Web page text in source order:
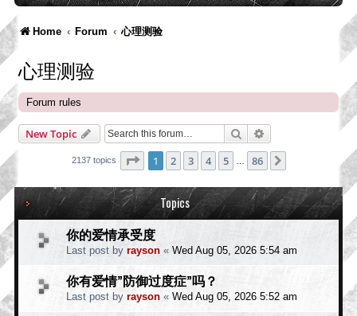
Home Forum 心理测验
心理测验
Forum rules
New Topic Search Advanced search
2137 topics Page 1of 86
1 2 3 4 5 86
Topics
你的爱情承受度
Last post by rayson « Wed Aug 05, 2026 5:54 am
你有爱情”防御过度症”吗？
Last post by rayson « Wed Aug 05, 2026 5:52 am